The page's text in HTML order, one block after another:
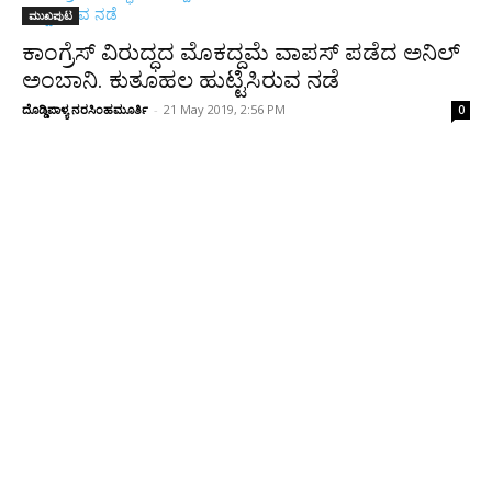
ಮುಖಪುಟ
ಕಾಂಗ್ರೆಸ್ ವಿರುದ್ಧದ ಮೊಕದ್ದಮೆ ವಾಪಸ್ ಪಡೆದ ಅನಿಲ್
ಅಂಬಾನಿ. ಕುತೂಹಲ ಹುಟ್ಟಿಸಿರುವ ನಡೆ
ದೊಡ್ಡಿಪಾಳ್ಯ ನರಸಿಂಹಮೂರ್ತಿ - 21 May 2019, 2:56 PM 0